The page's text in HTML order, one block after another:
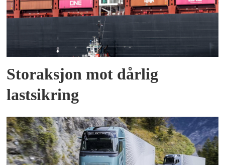
Storaksjon mot dårlig
lastsikring